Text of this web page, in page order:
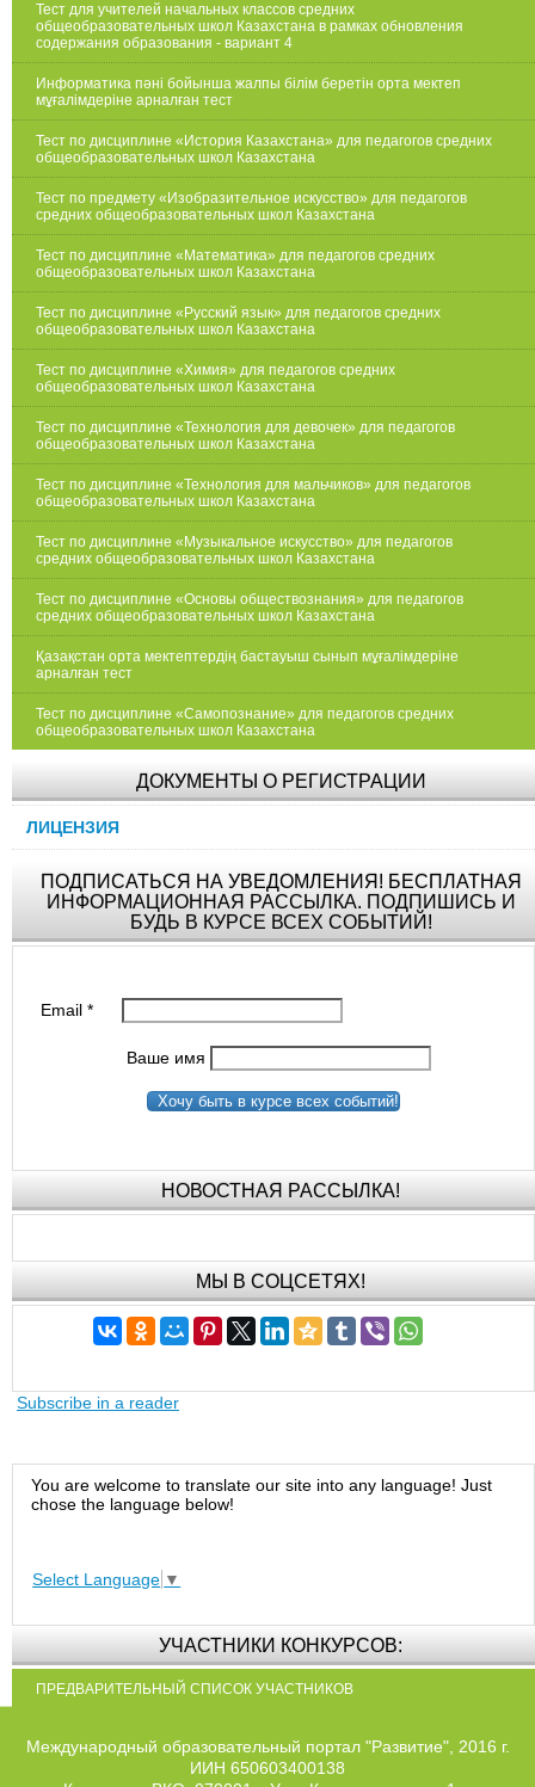
Тест для учителей начальных классов средних
общеобразовательных школ Казахстана в рамках обновления
содержания образования - вариант 4
Информатика пәні бойынша жалпы білім беретін орта мектеп
мұғалімдеріне арналған тест
Тест по дисциплине «История Казахстана» для педагогов средних
общеобразовательных школ Казахстана
Тест по предмету «Изобразительное искусство» для педагогов
средних общеобразовательных школ Казахстана
Тест по дисциплине «Математика» для педагогов средних
общеобразовательных школ Казахстана
Тест по дисциплине «Русский язык» для педагогов средних
общеобразовательных школ Казахстана
Тест по дисциплине «Химия» для педагогов средних
общеобразовательных школ Казахстана
Тест по дисциплине «Технология для девочек» для педагогов
общеобразовательных школ Казахстана
Тест по дисциплине «Технология для мальчиков» для педагогов
общеобразовательных школ Казахстана
Тест по дисциплине «Музыкальное искусство» для педагогов
средних общеобразовательных школ Казахстана
Тест по дисциплине «Основы обществознания» для педагогов
средних общеобразовательных школ Казахстана
Қазақстан орта мектептердің бастауыш сынып мұғалімдеріне
арналған тест
Тест по дисциплине «Самопознание» для педагогов средних
общеобразовательных школ Казахстана
ДОКУМЕНТЫ О РЕГИСТРАЦИИ
ЛИЦЕНЗИЯ
ПОДПИСАТЬСЯ НА УВЕДОМЛЕНИЯ! БЕСПЛАТНАЯ
ИНФОРМАЦИОННАЯ РАССЫЛКА. ПОДПИШИСЬ И
БУДЬ В КУРСЕ ВСЕХ СОБЫТИЙ!
Email*
Ваше имя
Хочу быть в курсе всех событий!
НОВОСТНАЯ РАССЫЛКА!
МЫ В СОЦСЕТЯХ!
Subscribe in a reader
You are welcome to translate our site into any language! Just
chose the language below!
Select Language ▼
УЧАСТНИКИ КОНКУРСОВ:
ПРЕДВАРИТЕЛЬНЫЙ СПИСОК УЧАСТНИКОВ
Международный образовательный портал "Развитие", 2016 г.
ИИН 650603400138